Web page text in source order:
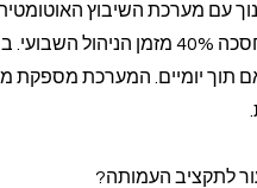
עם מערכת השיבוץ
עמותת "עתידים" בנתניה חסכה
תוך יומיים. המערכת מספקת
לתקציב העמותה?